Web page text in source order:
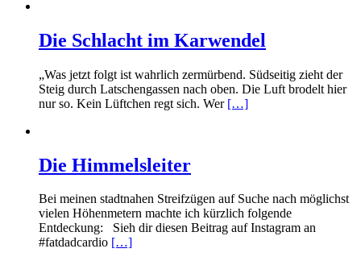
Die Schlacht im Karwendel
„Was jetzt folgt ist wahrlich zermürbend. Südseitig zieht der
Steig durch Latschengassen nach oben. Die Luft brodelt hier
nur so. Kein Lüftchen regt sich. Wer […]
Die Himmelsleiter
Bei meinen stadtnahen Streifzügen auf Suche nach möglichst
vielen Höhenmetern machte ich kürzlich folgende
Entdeckung: Sieh dir diesen Beitrag auf Instagram an
#fatdadcardio […]